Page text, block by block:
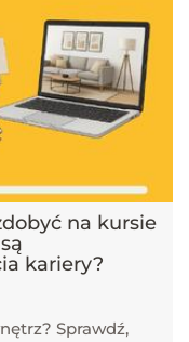
na kursie
kariery?
Sprawdź,